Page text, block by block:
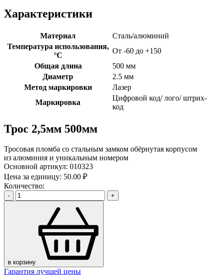
Характеристики
Материал
Сталь/алюминий
Температура использования,
°C
От -60 до +150
Общая длина
500 мм
Диаметр
2.5 мм
Метод маркировки
Лазер
Маркировка
Цифровой код/ лого/ штрих-
код
Трос 2,5мм 500мм
Тросовая пломба со стальным замком обёрнутая корпусом
из алюминия и уникальным номером
Основной артикул: 010323
Цена за единицу: 50.00 ₽
Количество:
- +
в корзину
Гарантия лучшей цены